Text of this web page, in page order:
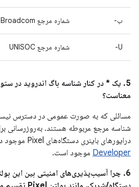
ب- شماره مرجع Broadcom
U- شماره مرجع UNISOC
5. یک * در کنار شناسه باگ اندروید در ستون
معناست؟
مسائلی که به صورت عمومی در دسترس
شناسه مرجع مربوطه هستند. به‌روزرسانی
درایورهای باینری دستگاه‌های Pixel موجود در
Developer موجود است.
6. چرا آسیب‌پذیری‌های امنیتی بین این